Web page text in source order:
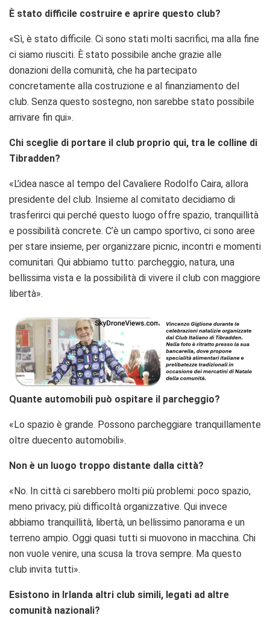
È stato difficile costruire e aprire questo club?
«Sì, è stato difficile. Ci sono stati molti sacrifici, ma alla fine
ci siamo riusciti. È stato possibile anche grazie alle
donazioni della comunità, che ha partecipato
concretamente alla costruzione e al finanziamento del
club. Senza questo sostegno, non sarebbe stato possibile
arrivare fin qui».
Chi sceglie di portare il club proprio qui, tra le colline di
Tibradden?
«L’idea nasce al tempo del Cavaliere Rodolfo Caira, allora
presidente del club. Insieme al comitato decidiamo di
trasferirci qui perché questo luogo offre spazio, tranquillità
e possibilità concrete. C’è un campo sportivo, ci sono aree
per stare insieme, per organizzare picnic, incontri e momenti
comunitari. Qui abbiamo tutto: parcheggio, natura, una
bellissima vista e la possibilità di vivere il club con maggiore
libertà».
Quante automobili può ospitare il parcheggio?
«Lo spazio è grande. Possono parcheggiare tranquillamente
oltre duecento automobili».
Non è un luogo troppo distante dalla città?
«No. In città ci sarebbero molti più problemi: poco spazio,
meno privacy, più difficoltà organizzative. Qui invece
abbiamo tranquillità, libertà, un bellissimo panorama e un
terreno ampio. Oggi quasi tutti si muovono in macchina. Chi
non vuole venire, una scusa la trova sempre. Ma questo
club invita tutti».
Esistono in Irlanda altri club simili, legati ad altre
comunità nazionali?